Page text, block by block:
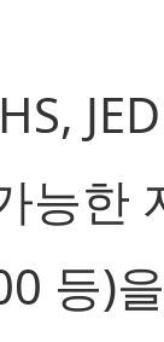
능한
등)